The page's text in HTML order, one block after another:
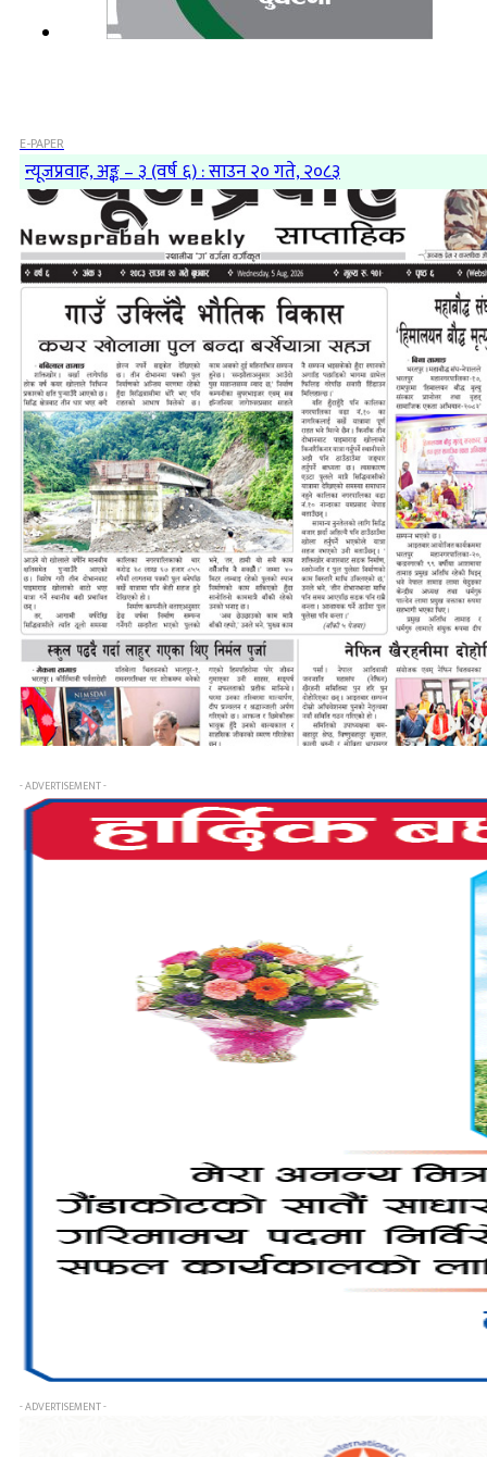
E-PAPER
न्यूजप्रवाह, अङ्क – ३ (वर्ष ६) : साउन २० गते, २०८३
- ADVERTISEMENT -
- ADVERTISEMENT -